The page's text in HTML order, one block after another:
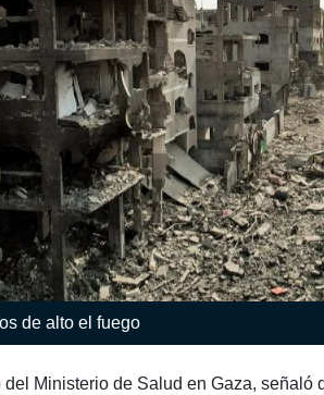
de alto el fuego
Ministerio de Salud en Gaza, señaló